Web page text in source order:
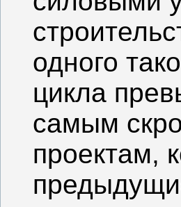
одного
цикла
самым
проектам,